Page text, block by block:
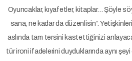
Oyuncaklar, kıyafetler, kitaplar… Şöyle
sana, ne kadar da düzenlisin”.
aslında tam tersini kastettiğinizi
tür ironi ifadelerini duyduklarında aynı